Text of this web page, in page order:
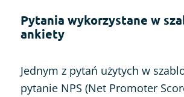
Pytania wykorzystane w
ankiety
Jednym z pytań użytych w
pytanie NPS (Net Promoter